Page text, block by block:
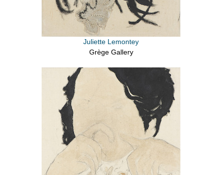
Juliette Lemontey
Grège Gallery